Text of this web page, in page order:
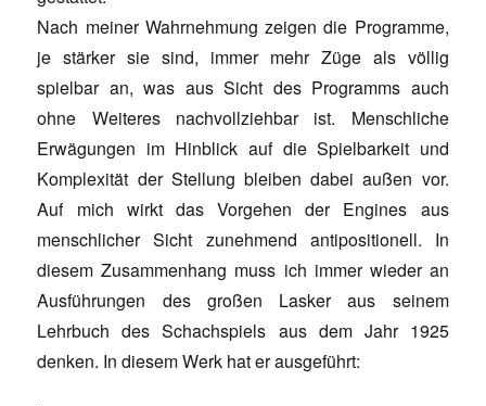
Nach meiner Wahrnehmung zeigen die Programme,
je stärker sie sind, immer mehr Züge als völlig
spielbar an, was aus Sicht des Programms auch
ohne Weiteres nachvollziehbar ist. Menschliche
Erwägungen im Hinblick auf die Spielbarkeit und
Komplexität der Stellung bleiben dabei außen vor.
Auf mich wirkt das Vorgehen der Engines aus
menschlicher Sicht zunehmend antipositionell. In
diesem Zusammenhang muss ich immer wieder an
Ausführungen des großen Lasker aus seinem
Lehrbuch des Schachspiels aus dem Jahr 1925
denken. In diesem Werk hat er ausgeführt: